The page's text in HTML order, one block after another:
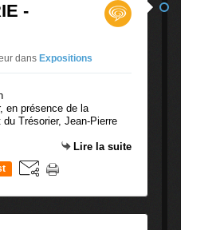
-
dans Expositions
en présence de la
Trésorier, Jean-Pierre
Lire la suite